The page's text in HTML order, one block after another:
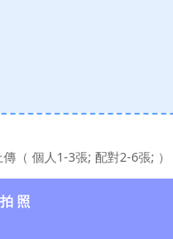
（ 個人1-3張; 配對2-6張; ）
照